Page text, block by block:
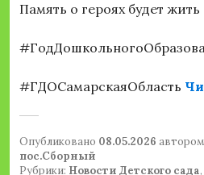
Память о героях будет
#ГДОСамарскаяОбласть
Опубликовано 08.05.2026 автором
пос.Сборный
Рубрики: Новости Детского сада,